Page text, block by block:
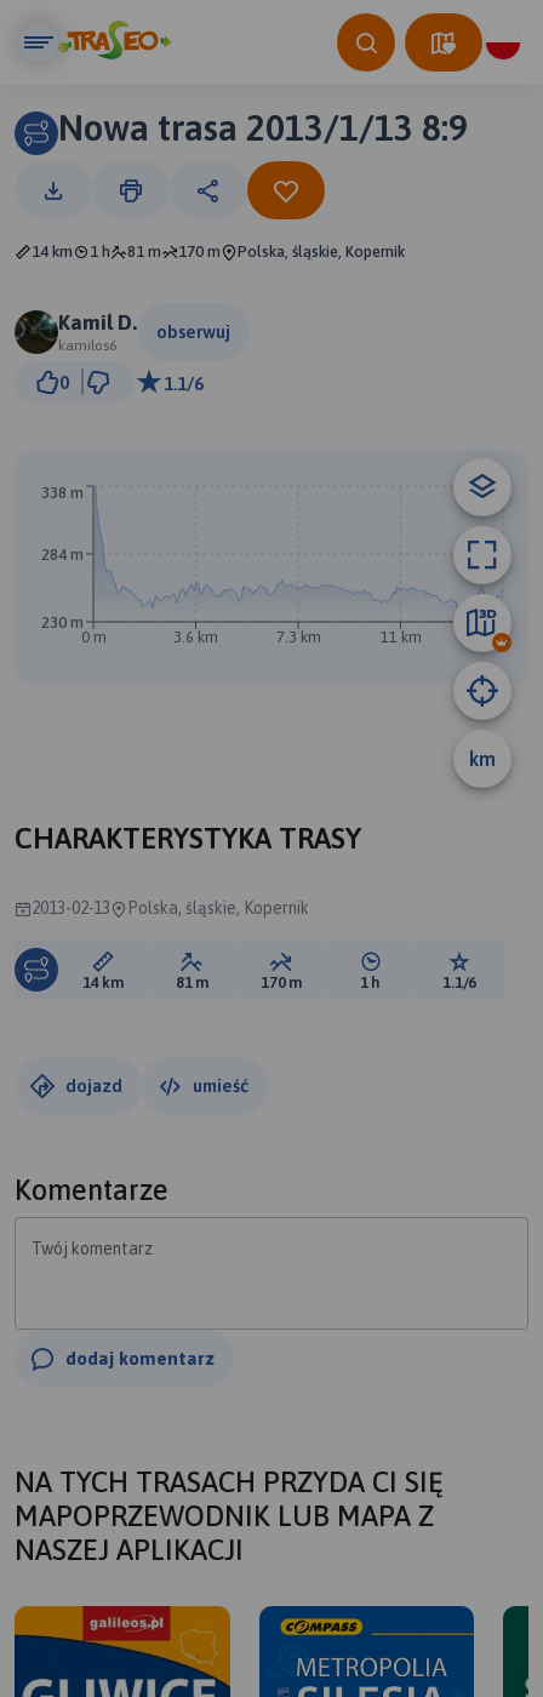
Nowa trasa 2013/1/13 8:9
14 km 1 h 81 m 170 m Polska, śląskie, Kopernik
Kamil D.
kamilos6
obserwuj
0 1.1/6
B
km
0 m 3.6 km 7.3 km 11 km 14 km
230 m
284 m
338 m
CHARAKTERYSTYKA TRASY
2013-02-13 Polska, śląskie, Kopernik
Długość trasy:
14 km Suma przewyższeń:
81 m Suma spadków:
170 m Średni czas potrzebny
1 h Ocena
1.1/6
dojazd umieść
Komentarze
Twój komentarz
dodaj komentarz
NA TYCH TRASACH PRZYDA CI SIĘ
MAPOPRZEWODNIK LUB MAPA Z
NASZEJ APLIKACJI